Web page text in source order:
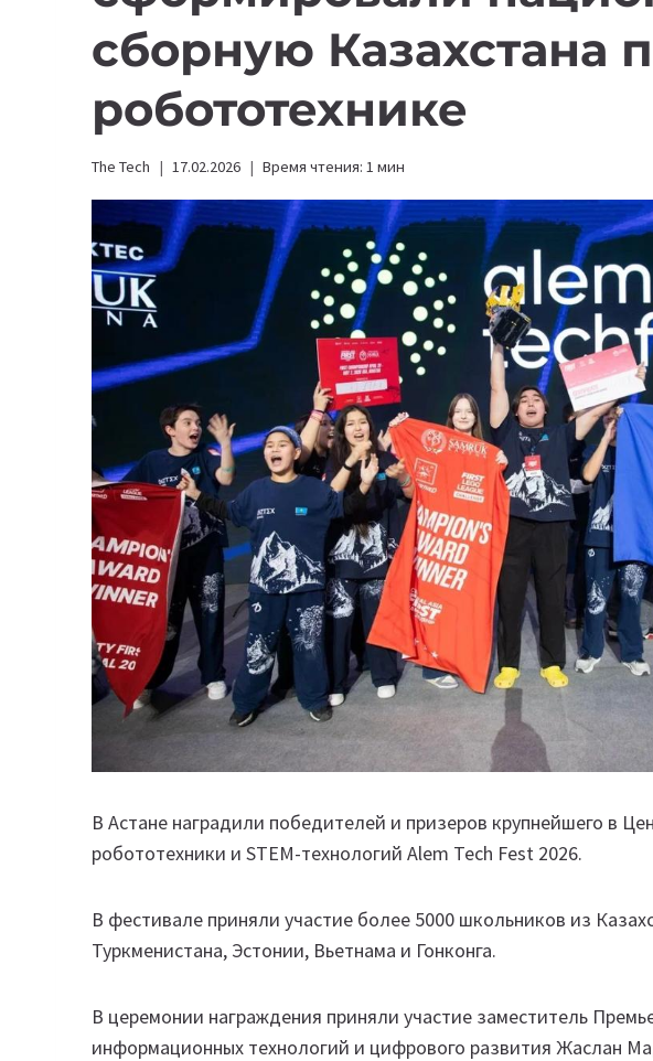
сборную Казахстана
робототехнике
The Tech 17.02.2026 Время чтения: 1 мин
В Астане наградили победителей и призеров крупнейшего в
робототехники и STEM-технологий Alem Tech Fest 2026.
В фестивале приняли участие более 5000 школьников из
Туркменистана, Эстонии, Вьетнама и Гонконга.
В церемонии награждения приняли участие заместитель
информационных технологий и цифрового развития Жаслан